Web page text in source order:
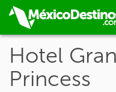
Hotel
Princess